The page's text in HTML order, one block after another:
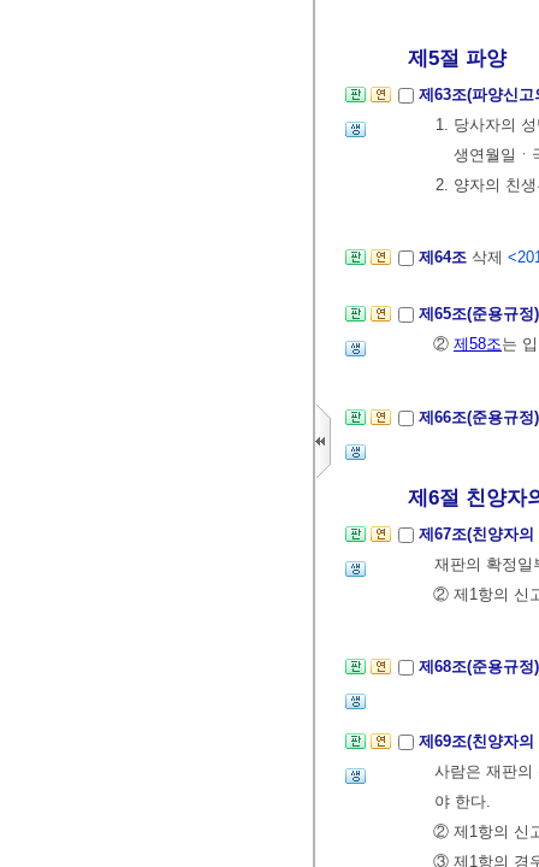
제5절 파양
제63조(파양신
1. 당사자의
생연월일ㆍ
2. 양자의 친
제64조 삭제
제65조(준용규
② 제58조는
제66조(준용규
제6절 친양자의
제67조(친양자
재판의 확정
② 제1항의 신
제68조(준용규
제69조(친양자
사람은 재판의
야 한다.
② 제1항의 신
③ 제1항의 경